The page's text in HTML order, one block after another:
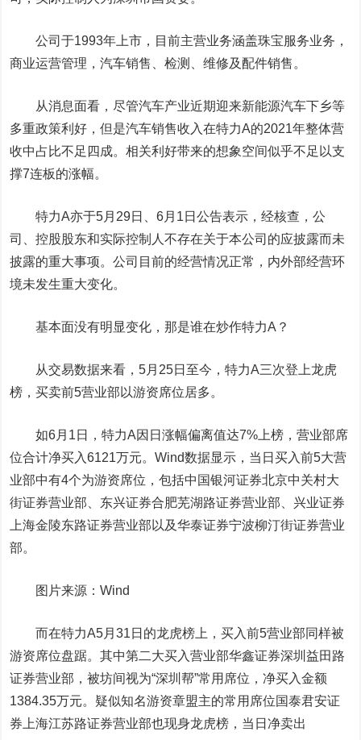
公司于1993年上市，目前主营业务涵盖珠宝服务业务，
商业运营管理，汽车销售、检测、维修及配件销售。
从消息面看，尽管汽车产业近期迎来新能源汽车下乡等
多重政策利好，但是汽车销售收入在特力A的2021年整体营
收中占比不足四成。相关利好带来的想象空间似乎不足以支
撑7连板的涨幅。
特力A亦于5月29日、6月1日公告表示，经核查，公
司、控股股东和实际控制人不存在关于本公司的应披露而未
披露的重大事项。公司目前的经营情况正常，内外部经营环
境未发生重大变化。
基本面没有明显变化，那是谁在炒作特力A？
从交易数据来看，5月25日至今，特力A三次登上龙虎
榜，买卖前5营业部以游资席位居多。
如6月1日，特力A因日涨幅偏离值达7%上榜，营业部席
位合计净买入6121万元。Wind数据显示，当日买入前5大营
业部中有4个为游资席位，包括中国银河证券北京中关村大
街证券营业部、 东兴证券合肥芜湖路证券营业部、兴业证券
上海金陵东路证券营业部以及华泰证券宁波柳汀街证券营业
部。
图片来源：Wind
而在特力A5月31日的龙虎榜上，买入前5营业部同样被
游资席位盘踞。其中第二大买入营业部华鑫证券深圳益田路
证券营业部，被坊间视为“深圳帮”常用席位，净买入金额
1384.35万元。疑似知名游资章盟主的常用席位国泰君安证
券上海江苏路证券营业部也现身龙虎榜，当日净卖出